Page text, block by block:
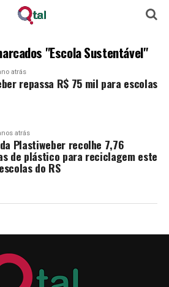
"Escola Sustentável"
atrás
repassa R$ 75 mil para escolas
atrás
Plastiweber recolhe 7,76
de plástico para reciclagem este
do RS